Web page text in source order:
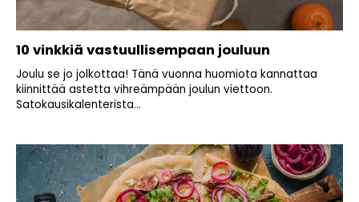
10 vinkkiä vastuullisempaan jouluun
Joulu se jo jolkottaa! Tänä vuonna huomiota kannattaa
kiinnittää astetta vihreämpään joulun viettoon.
Satokausikalenterista...